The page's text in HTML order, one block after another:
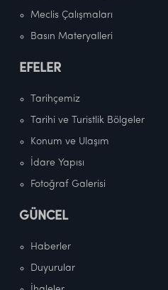
Meclis Çalışmaları
Basın Materyalleri
EFELER
Tarihçemiz
Tarihi ve Turistlik Bölgeler
Konum ve Ulaşım
İdare Yapısı
Fotoğraf Galerisi
GÜNCEL
Haberler
Duyurular